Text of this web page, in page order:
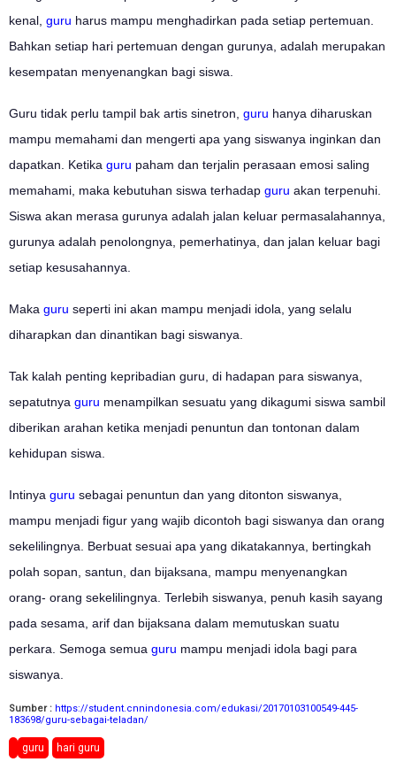
kenal, guru harus mampu menghadirkan pada setiap pertemuan.
Bahkan setiap hari pertemuan dengan gurunya, adalah merupakan
kesempatan menyenangkan bagi siswa.
Guru tidak perlu tampil bak artis sinetron, guru hanya diharuskan
mampu memahami dan mengerti apa yang siswanya inginkan dan
dapatkan. Ketika guru paham dan terjalin perasaan emosi saling
memahami, maka kebutuhan siswa terhadap guru akan terpenuhi.
Siswa akan merasa gurunya adalah jalan keluar permasalahannya,
gurunya adalah penolongnya, pemerhatinya, dan jalan keluar bagi
setiap kesusahannya.
Maka guru seperti ini akan mampu menjadi idola, yang selalu
diharapkan dan dinantikan bagi siswanya.
Tak kalah penting kepribadian guru, di hadapan para siswanya,
sepatutnya guru menampilkan sesuatu yang dikagumi siswa sambil
diberikan arahan ketika menjadi penuntun dan tontonan dalam
kehidupan siswa.
Intinya guru sebagai penuntun dan yang ditonton siswanya,
mampu menjadi figur yang wajib dicontoh bagi siswanya dan orang
sekelilingnya. Berbuat sesuai apa yang dikatakannya, bertingkah
polah sopan, santun, dan bijaksana, mampu menyenangkan
orang- orang sekelilingnya. Terlebih siswanya, penuh kasih sayang
pada sesama, arif dan bijaksana dalam memutuskan suatu
perkara. Semoga semua guru mampu menjadi idola bagi para
siswanya.
Sumber : https://student.cnnindonesia.com/edukasi/20170103100549-445-
183698/guru-sebagai-teladan/
guru hari guru